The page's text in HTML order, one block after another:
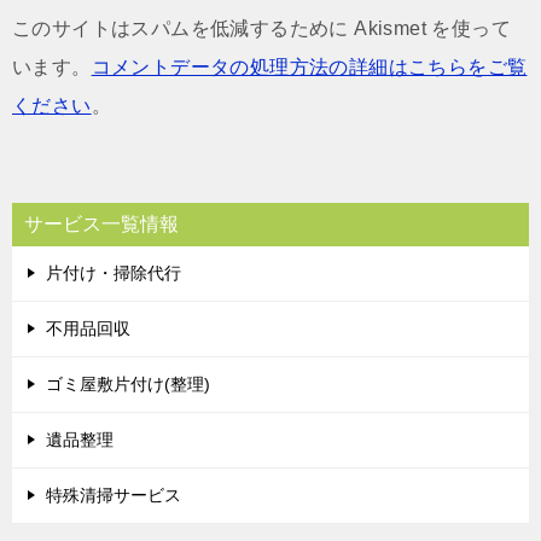
このサイトはスパムを低減するために Akismet を使って
います。
コメントデータの処理方法の詳細はこちらをご覧
ください 。
サービス一覧情報
片付け・掃除代行
不用品回収
ゴミ屋敷片付け(整理)
遺品整理
特殊清掃サービス